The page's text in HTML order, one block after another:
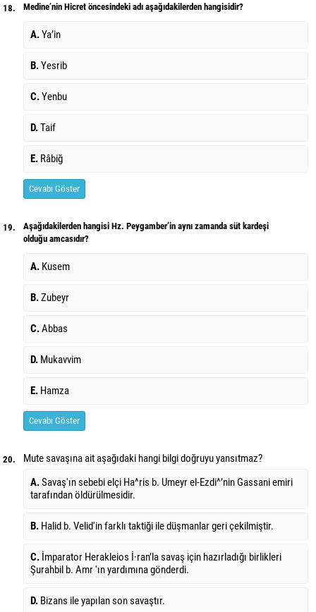
18. Medine’nin Hicret öncesindeki adı aşağıdakilerden hangisidir?
A.Ya’in
B.Yesrib
C.Yenbu
D.Taif
E. Râbiğ
Cevabı Göster
19.
Aşağıdakilerden hangisi Hz. Peygamber’in aynı zamanda süt kardeşi
olduğu amcasıdır?
A. Kusem
B.Zubeyr
C.Abbas
D. Mukavvim
E. Hamza
Cevabı Göster
20.
Mute savaşına ait aşağıdaki hangi bilgi doğruyu yansıtmaz?
A.Savaş'ın sebebi elçi Ha^ris b. Umeyr el-Ezdi^’nin Gassani emiri
tarafından öldürülmesidir.
B. Halid b. Velid'in farklı taktiği ile düşmanlar geri çekilmiştir.
C. İmparator Herakleios İ·ran’la savaş için hazırladığı birlikleri
Şurahbil b. Amr 'ın yardımına gönderdi.
D. Bizans ile yapılan son savaştır.